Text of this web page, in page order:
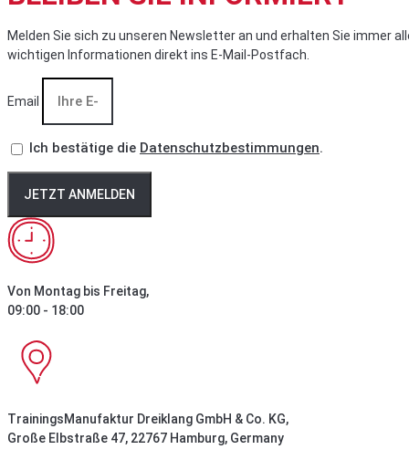
Melden Sie sich zu unseren Newsletter an und erhalten Sie immer
wichtigen Informationen direkt ins E-Mail-Postfach.
Email
Ich bestätige die Datenschutzbestimmungen.
JETZT ANMELDEN
Von Montag bis Freitag,
09:00 - 18:00
TrainingsManufaktur Dreiklang GmbH & Co. KG,
Große Elbstraße 47, 22767 Hamburg, Germany